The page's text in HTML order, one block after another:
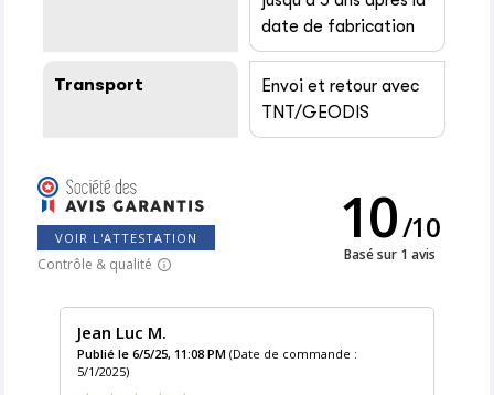
date de fabrication
Transport
Envoi et retour avec
TNT/GEODIS
VOIR L'ATTESTATION
Contrôle & qualité
10/10
Basé sur 1 avis
Jean Luc M.
Publié le 6/5/25, 11:08 PM (Date de commande :
5/1/2025)